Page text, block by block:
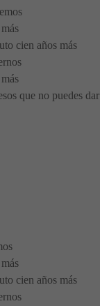
cien años más
que no puedes dar
cien años más